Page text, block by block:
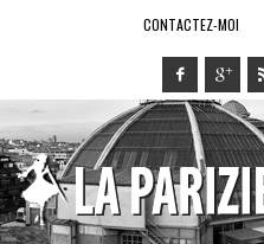
CONTACTEZ-MOI